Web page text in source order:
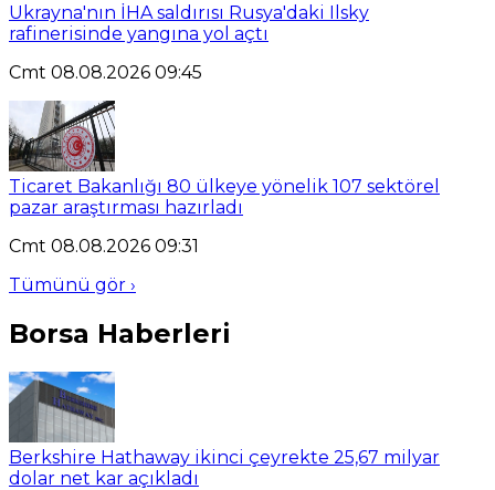
Ukrayna'nın İHA saldırısı Rusya'daki Ilsky
rafinerisinde yangına yol açtı
Cmt 08.08.2026 09:45
Ticaret Bakanlığı 80 ülkeye yönelik 107 sektörel
pazar araştırması hazırladı
Cmt 08.08.2026 09:31
Tümünü gör ›
Borsa Haberleri
Berkshire Hathaway ikinci çeyrekte 25,67 milyar
dolar net kar açıkladı